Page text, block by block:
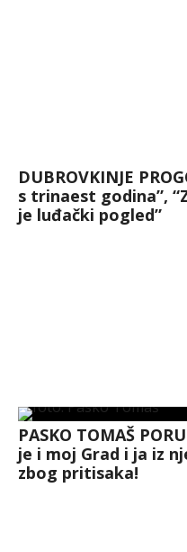
DUBROVKINJE
s trinaest godina”,
je luđački pogled”
PASKO TOMAŠ
je i moj Grad i ja iz
zbog pritisaka!